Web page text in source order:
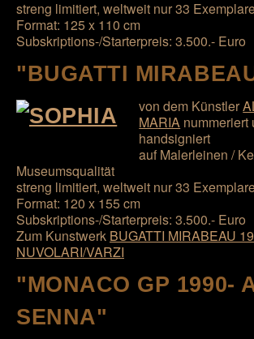
streng limitiert, weltweit nur 33
Format: 125 x 110 cm
Subskriptions-/Starterpreis: 3.500.- Euro
"BUGATTI
von dem Künstler
MARIA nummeriert
handsigniert
auf Malerleinen /
Museumsqualität
streng limitiert, weltweit nur 33
Format: 120 x 155 cm
Subskriptions-/Starterpreis: 3.500.- Euro
Zum Kunstwerk BUGATTI MIRABEAU
NUVOLARI/VARZI
"MONACO GP 1990-
SENNA"